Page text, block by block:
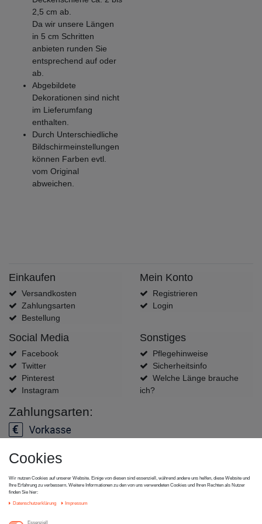
2,5 cm ab.
Da wir unsere Längen
in 5 cm Schritten
anbieten runden Sie
entsprechend auf oder
ab.
Abgebildete
Dekorationen sind nicht
im Lieferumfang
enthalten.
Durch Unterschiedliche
Bildschirmeinstellungen
können Farben evtl.
vom Original
abweichen.
Einkaufen
Versandkosten
Zahlungsarten
Bestellung
Mein Konto
Registrieren
Login
Social Media
Facebook
Twitter
Pinterest
Instagram
Sonstiges
Pflegehinweise
Sicherheitsinfo
Welche Länge brauche
ich?
Zahlungsarten:
Versanddienstleister:
Cookies
Wir nutzen Cookies auf unserer Website. Einige von diesen sind essenziell, während andere uns helfen, diese Website und
Ihre Erfahrung zu verbessern. Weitere Informationen zu den von uns verwendeten Cookies und Ihren Rechten als Nutzer
finden Sie hier:
Daten­schutz­erklärung
Impressum
Essenziell